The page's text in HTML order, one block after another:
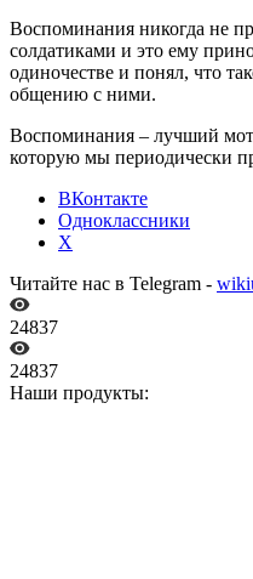
Воспоминания никогда не
солдатиками и это ему
одиночестве и понял, что
общению с ними.
Воспоминания – лучший
которую мы периодически
ВКонтакте
Одноклассники
X
Читайте нас в Telegram -
24837
24837
Наши продукты: